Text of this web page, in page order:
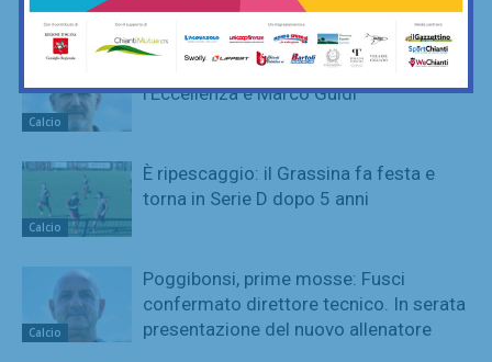
Calcio
stagione
Calcio
Poggibonsi, il nuovo allenatore per
l’Eccellenza è Marco Guidi
Calcio
È ripescaggio: il Grassina fa festa e
torna in Serie D dopo 5 anni
Calcio
Poggibonsi, prime mosse: Fusci
confermato direttore tecnico. In serata
presentazione del nuovo allenatore